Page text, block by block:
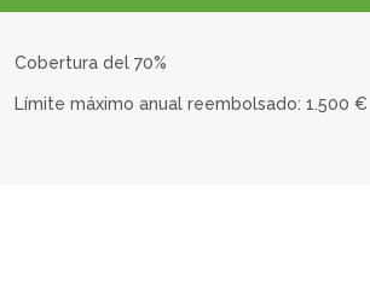
Cobertura del 70%
Límite máximo anual reembolsado: 1.500 €